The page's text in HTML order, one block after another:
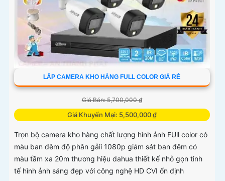
LẮP CAMERA KHO HÀNG FULL COLOR GIÁ RẺ
Giá Bán: 5,700,000 ₫
Giá Khuyến Mại: 5,500,000 ₫
Trọn bộ camera kho hàng chất lượng hình ảnh FUll color có
màu ban đêm độ phân gảii 1080p giám sát ban đêm có
màu tầm xa 20m thương hiệu dahua thiết kế nhỏ gọn tinh
tế hình ảnh sáng đẹp với công nghệ HD CVI ổn định